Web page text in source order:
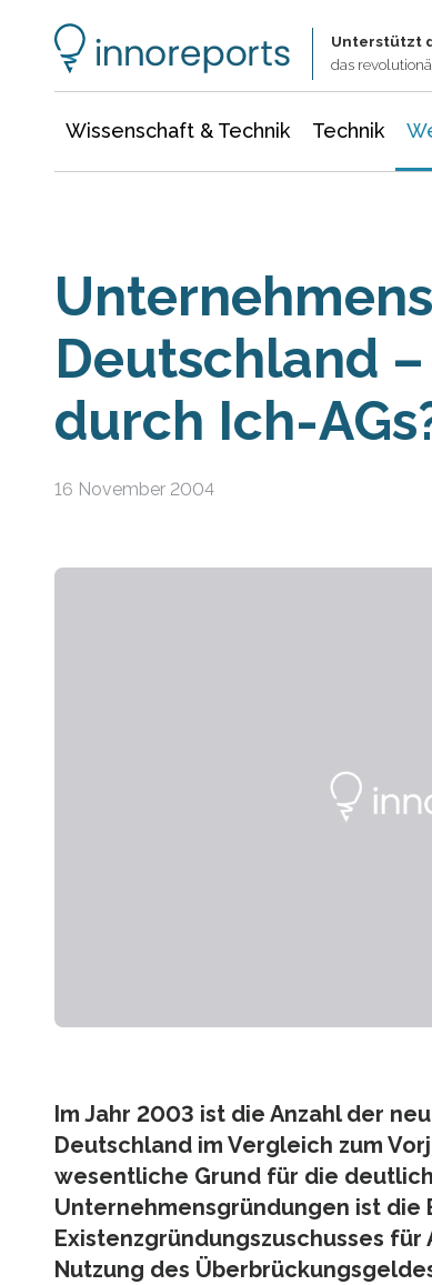
Unterstützt
das
Wissenschaft & Technik Technik
Deutschland
durch Ich-
16 November 2004
Im Jahr 2003 ist die Anzahl der
Deutschland im Vergleich zum
wesentliche Grund für die
Unternehmensgründungen ist die
Existenzgründungszuschusses
Nutzung des